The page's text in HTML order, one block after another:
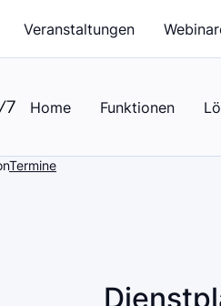
Veranstaltungen
Home Funktionen
Termine